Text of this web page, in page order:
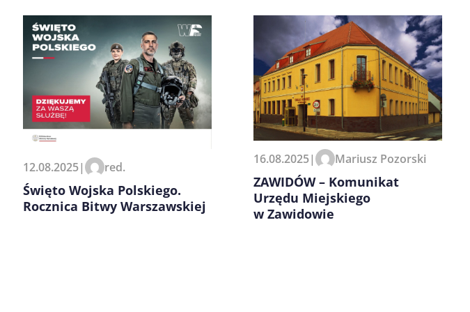
12.08.2025| red.
Święto Wojska Polskiego.
Rocznica Bitwy Warszawskiej
16.08.2025| Mariusz Pozorski
ZAWIDÓW – Komunikat
Urzędu Miejskiego
w Zawidowie